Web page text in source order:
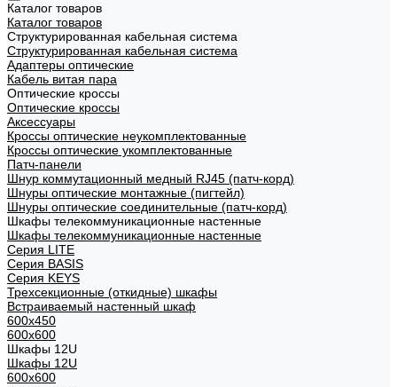
Каталог товаров
Каталог товаров
Структурированная кабельная система
Структурированная кабельная система
Адаптеры оптические
Кабель витая пара
Оптические кроссы
Оптические кроссы
Аксессуары
Кроссы оптические неукомплектованные
Кроссы оптические укомплектованные
Патч-панели
Шнур коммутационный медный RJ45 (патч-корд)
Шнуры оптические монтажные (пигтейл)
Шнуры оптические соединительные (патч-корд)
Шкафы телекоммуникационные настенные
Шкафы телекоммуникационные настенные
Cерия LITE
Cерия BASIS
Cерия KEYS
Трехсекционные (откидные) шкафы
Встраиваемый настенный шкаф
600x450
600x600
Шкафы 12U
Шкафы 12U
600x600